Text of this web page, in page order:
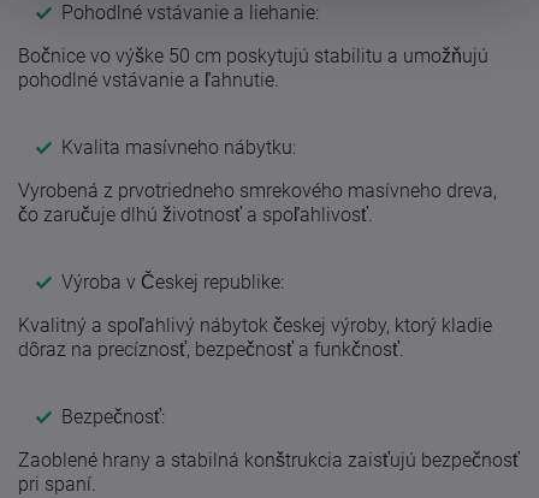
Pohodlné vstávanie a liehanie:
Bočnice vo výške 50 cm poskytujú stabilitu a umožňujú
pohodlné vstávanie a ľahnutie.
Kvalita masívneho nábytku:
Vyrobená z prvotriedneho smrekového masívneho dreva,
čo zaručuje dlhú životnosť a spoľahlivosť.
Výroba v Českej republike:
Kvalitný a spoľahlivý nábytok českej výroby, ktorý kladie
dôraz na precíznosť, bezpečnosť a funkčnosť.
Bezpečnosť:
Zaoblené hrany a stabilná konštrukcia zaisťujú bezpečnosť
pri spaní.